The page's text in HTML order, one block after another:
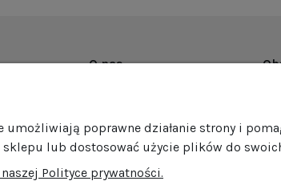
O nas
Promocje
Sprzedaż hurtowa
Blog
poprawne działanie strony i
lub dostosować użycie plików do
Polityce prywatności.